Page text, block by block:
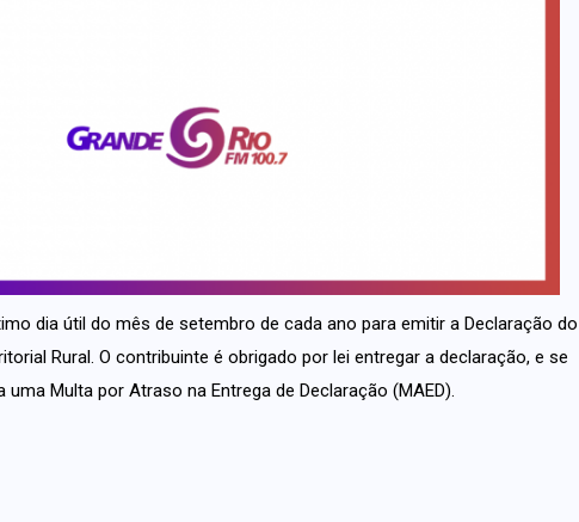
dia útil do mês de setembro de cada ano para emitir a Declaração do
Rural. O contribuinte é obrigado por lei entregar a declaração, e se
Multa por Atraso na Entrega de Declaração (MAED).